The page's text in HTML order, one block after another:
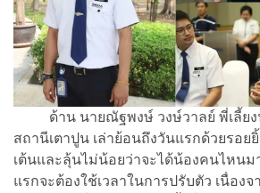
ด้าน นายณัฐพงษ์ วงษ์วาลย์ พี่เลี้ยง
สถานีเตาปูน เล่าย้อนถึงวันแรกด้วยรอย
เต้นและลุ้นไม่น้อยว่าจะได้น้องคนไหน
แรกจะต้องใช้เวลาในการปรับตัว เนื่อง